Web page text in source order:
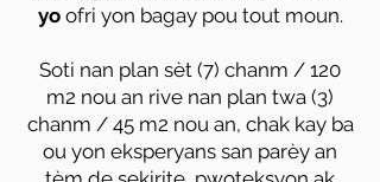
yoofri yon bagay pou tout moun.
Soti nan plan sèt (7) chanm / 120
m2 nou an rive nan plan twa (3)
chanm / 45 m2 nou an, chak kay ba
ou yon eksperyans san parèy an